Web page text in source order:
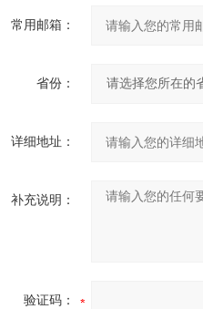
常用邮箱：
省份：
详细地址：
补充说明：
验证码：